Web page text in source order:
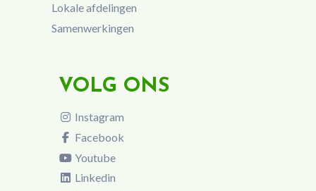
Lokale afdelingen
Samenwerkingen
VOLG ONS
Instagram
Facebook
Youtube
Linkedin